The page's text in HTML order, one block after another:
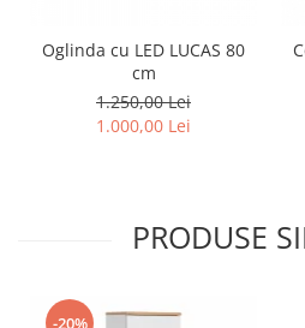
Oglinda cu LED LUCAS 80
cm
1.250,00 Lei
1.000,00 Lei
PRODUSE